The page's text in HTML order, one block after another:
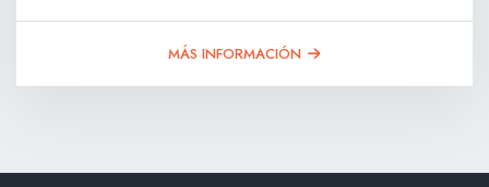
MÁS INFORMACIÓN